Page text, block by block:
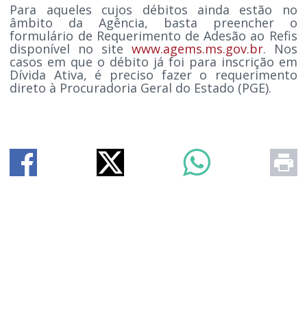
Para aqueles cujos débitos ainda estão no
âmbito da Agência, basta preencher o
formulário de Requerimento de Adesão ao Refis
disponível no site www.agems.ms.gov.br. Nos
casos em que o débito já foi para inscrição em
Dívida Ativa, é preciso fazer o requerimento
direto à Procuradoria Geral do Estado (PGE).